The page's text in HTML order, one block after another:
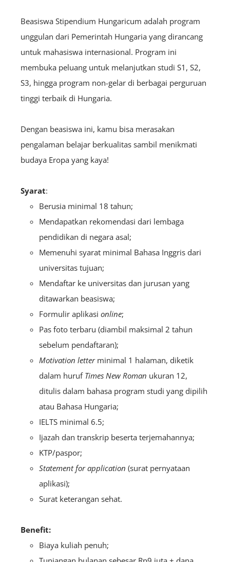
Beasiswa Stipendium Hungaricum adalah program
unggulan dari Pemerintah Hungaria yang dirancang
untuk mahasiswa internasional. Program ini
membuka peluang untuk melanjutkan studi S1, S2,
S3, hingga program non-gelar di berbagai perguruan
tinggi terbaik di Hungaria.
Dengan beasiswa ini, kamu bisa merasakan
pengalaman belajar berkualitas sambil menikmati
budaya Eropa yang kaya!
Syarat:
Berusia minimal 18 tahun;
Mendapatkan rekomendasi dari lembaga
pendidikan di negara asal;
Memenuhi syarat minimal Bahasa Inggris dari
universitas tujuan;
Mendaftar ke universitas dan jurusan yang
ditawarkan beasiswa;
Formulir aplikasi online;
Pas foto terbaru (diambil maksimal 2 tahun
sebelum pendaftaran);
Motivation letterminimal 1 halaman, diketik
dalam huruf Times New Roman ukuran 12,
ditulis dalam bahasa program studi yang dipilih
atau Bahasa Hungaria;
IELTS minimal 6.5;
Ijazah dan transkrip beserta terjemahannya;
KTP/paspor;
Statement for application (surat pernyataan
aplikasi);
Surat keterangan sehat.
Benefit:
Biaya kuliah penuh;